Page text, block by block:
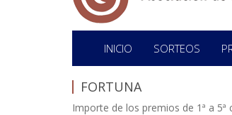
INICIO SORTEOS
FORTUNA
Importe de los premios de 1ª a